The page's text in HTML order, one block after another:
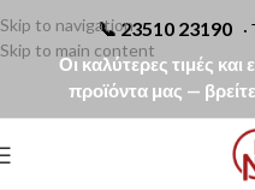
📞23510 23190
Οι καλύτερες τιμές
προϊόντα μας —
Skip to navigation
Skip to main content